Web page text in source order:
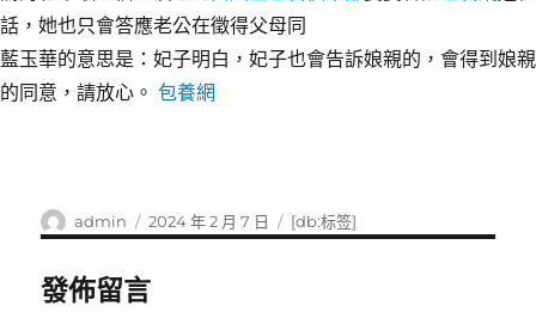
話，她也只會答應老公在徵得父母同
藍玉華的意思是：妃子明白，妃子也會告訴娘親的，會得到娘親
的同意，請放心。 包養網
作
者
admin
發
佈
2024 年 2 月 7 日
標
籤
[db:标签]
發佈留言